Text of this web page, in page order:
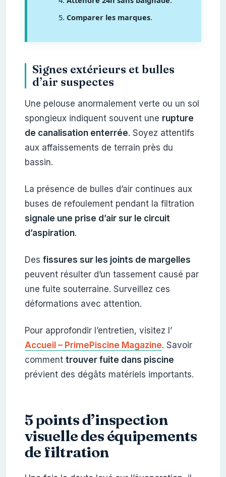
Comparer les marques.
Signes extérieurs et bulles
d’air suspectes
Une pelouse anormalement verte ou un sol
spongieux indiquent souvent une rupture
de canalisation enterrée. Soyez attentifs
aux affaissements de terrain près du
bassin.
La présence de bulles d’air continues aux
buses de refoulement pendant la filtration
signale une prise d’air sur le circuit
d’aspiration.
Des fissures sur les joints de margelles
peuvent résulter d’un tassement causé par
une fuite souterraine. Surveillez ces
déformations avec attention.
Pour approfondir l’entretien, visitez l’
Accueil – PrimePiscine Magazine. Savoir
comment trouver fuite dans piscine
prévient des dégâts matériels importants.
5 points d’inspection
visuelle des équipements
de filtration